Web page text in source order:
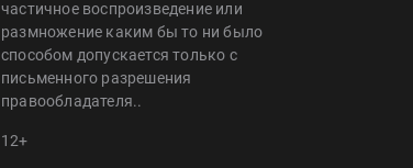
частичное воспроизведение или
размножение каким бы то ни было
способом допускается только с
письменного разрешения
правообладателя..
12+